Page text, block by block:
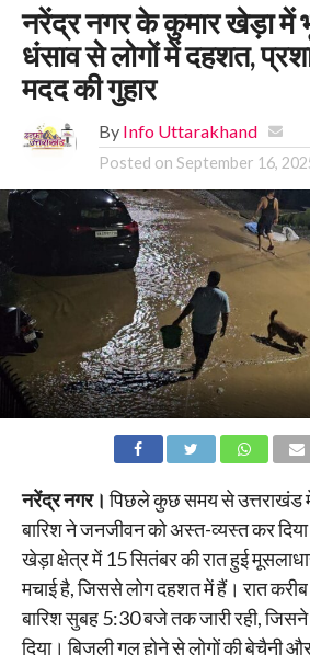
नरेंद्र नगर के कुमार खेड़ा
धंसाव से लोगों में दहशत,
मदद की गुहार
By Info Uttarakhand
Posted on September 16,
नरेंद्र नगर। पिछले कुछ समय से उत्तराखंड में
बारिश ने जनजीवन को अस्त-व्यस्त कर
खेड़ा क्षेत्र में 15 सितंबर की रात हुई
मचाई है, जिससे लोग दहशत में हैं। रात
बारिश सुबह 5:30 बजे तक जारी रही, जिसने
दिया। बिजली गुल होने से लोगों की बेचैनी